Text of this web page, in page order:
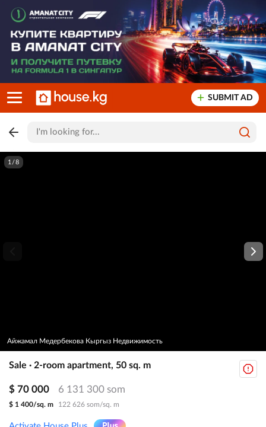
SUBMIT AD
1/8
Айжамал Медербекова Кыргыз Недвижимость
Sale · 2-room apartment, 50 sq. m
$ 70 000 6 131 300 som
$ 1 400/sq. m 122 626 som/sq. m